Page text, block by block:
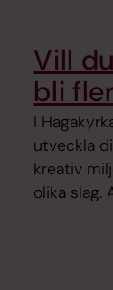
Vill
bli
I
utveckla
kreativ
olika slag.